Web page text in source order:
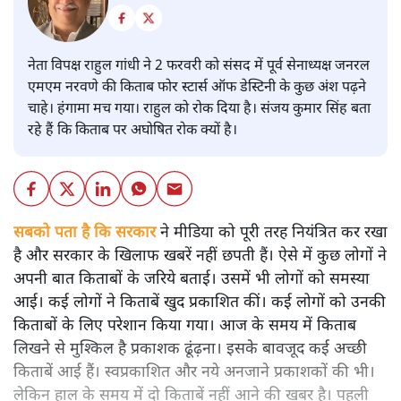
नेता विपक्ष राहुल गांधी ने 2 फरवरी को संसद में पूर्व सेनाध्यक्ष जनरल
एमएम नरवणे की किताब फोर स्टार्स ऑफ डेस्टिनी के कुछ अंश पढ़ने
चाहे। हंगामा मच गया। राहुल को रोक दिया है। संजय कुमार सिंह बता
रहे हैं कि किताब पर अघोषित रोक क्यों है।
सबको पता है कि सरकारने मीडिया को पूरी तरह नियंत्रित कर रखा
है और सरकार के खिलाफ खबरें नहीं छपती हैं। ऐसे में कुछ लोगों ने
अपनी बात किताबों के जरिये बताई। उसमें भी लोगों को समस्या
आई। कई लोगों ने किताबें खुद प्रकाशित कीं। कई लोगों को उनकी
किताबों के लिए परेशान किया गया। आज के समय में किताब
लिखने से मुश्किल है प्रकाशक ढूंढ़ना। इसके बावजूद कई अच्छी
किताबें आई हैं। स्वप्रकाशित और नये अनजाने प्रकाशकों की भी।
लेकिन हाल के समय में दो किताबें नहीं आने की खबर है। पहली